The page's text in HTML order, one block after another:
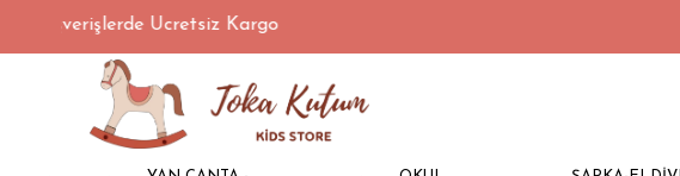
Alışverişlerde Ücretsiz Kargo